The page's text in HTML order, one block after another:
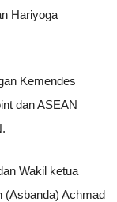
Hariyoga
Kemendes
dan ASEAN
Wakil ketua
(Asbanda) Achmad